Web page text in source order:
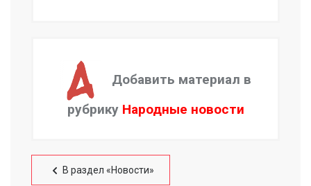
Добавить материал в
рубрику Народные новости
В раздел «Новости»